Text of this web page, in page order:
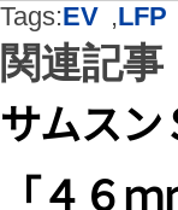
Tags:EV ,LFP
関連記事
サムス
「４６